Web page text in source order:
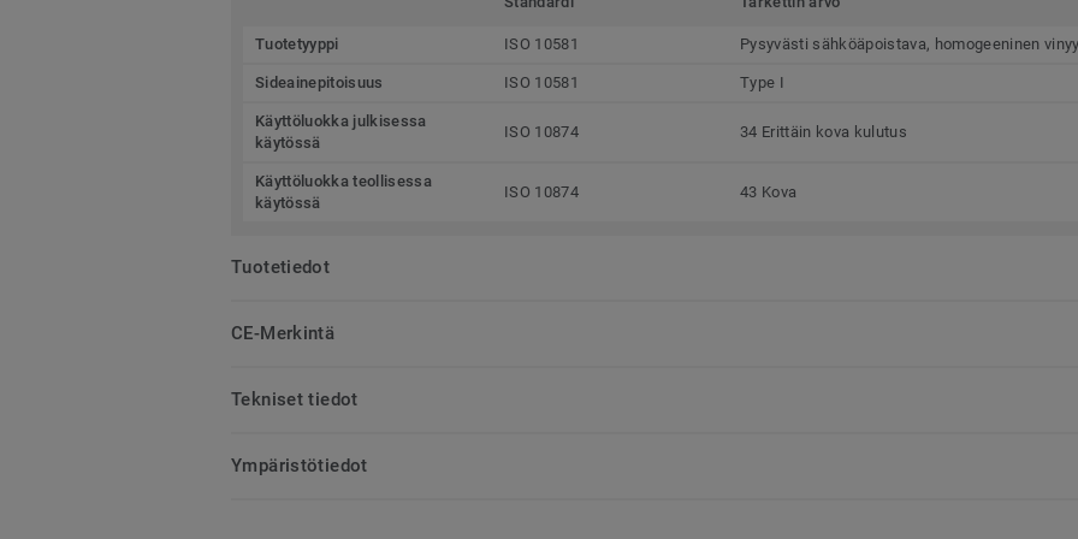
Tuotetyyppi ISO 10581 Pysyvästi sähköäpoistava, homogeeninen
Sideainepitoisuus ISO 10581 Type I
Käyttöluokka julkisessa
käytössä
ISO 10874 34 Erittäin kova kulutus
Käyttöluokka teollisessa
käytössä
ISO 10874 43 Kova
Tuotetiedot
CE-Merkintä
Tekniset tiedot
Ympäristötiedot